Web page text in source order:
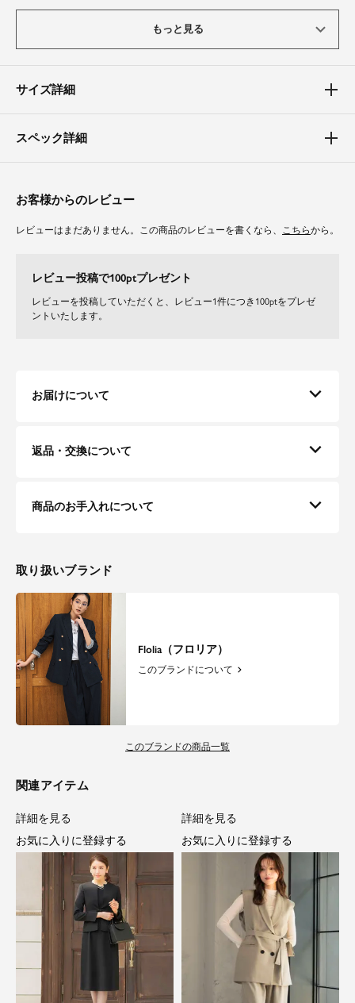
カラーレスジャケットは首元がスッキリとしたV開きデザインで、さらにお
な着心地の麻調合繊です。
デイリーに嬉しいイージーケアで、清潔感を保ってご着用頂けます。
もっと見る
サイズ詳細
スペック詳細
お客様からのレビュー
レビューはまだありません。この商品のレビューを書くなら、 こちらから。
レビュー投稿で100ptプレゼント
レビューを投稿していただくと、レビュー1件につき100ptをプレゼ
ントいたします。
お届けについて
返品・交換について
商品のお手入れについて
取り扱いブランド
Flolia（フロリア）
このブランドについて
このブランドの商品一覧
関連アイテム
詳細を見る
お気に入りに登録する
詳細を見る
お気に入りに登録する